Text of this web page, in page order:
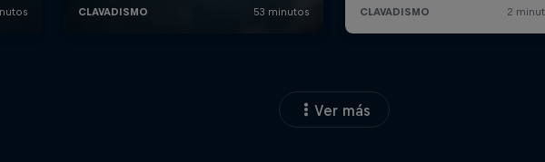
Ver más